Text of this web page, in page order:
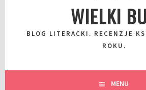
WIELKI
BLOG LITERACKI. RECENZJE
ROKU.
MENU